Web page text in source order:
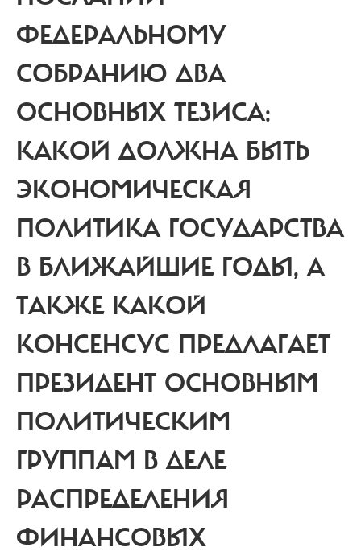
ФЕДЕРАЛЬНОМУ
СОБРАНИЮ ДВА
ОСНОВНЫХ ТЕЗИСА:
КАКОЙ ДОЛЖНА БЫТЬ
ЭКОНОМИЧЕСКАЯ
ПОЛИТИКА ГОСУДАРСТВА
В БЛИЖАЙШИЕ ГОДЫ, А
ТАКЖЕ КАКОЙ
КОНСЕНСУС ПРЕДЛАГАЕТ
ПРЕЗИДЕНТ ОСНОВНЫМ
ПОЛИТИЧЕСКИМ
ГРУППАМ В ДЕЛЕ
РАСПРЕДЕЛЕНИЯ
ФИНАНСОВЫХ